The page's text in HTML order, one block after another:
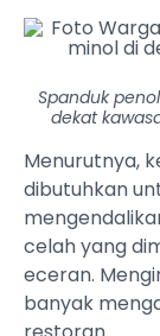
Spanduk
dekat
Menurutnya,
dibutuhkan
celah yang
eceran.
banyak